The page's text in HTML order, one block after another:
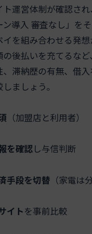
運営体制が確認さ
ン導入 審査なし」を
を組み合わせる発
後払いを充てるなど、
滞納歴の有無、借
ましょう。
（加盟店と利用者）
を確認し与信判断
手段を切替 （家電は
イトを事前比較